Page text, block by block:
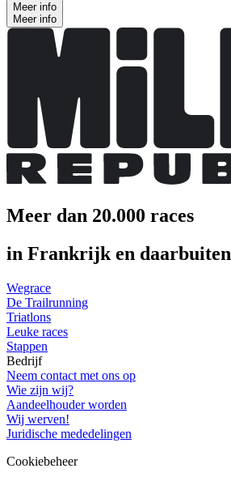
Meer info
Meer info
Meer dan 20.000 races
in Frankrijk en daarbuiten
Wegrace
De Trailrunning
Triatlons
Leuke races
Stappen
Bedrijf
Neem contact met ons op
Wie zijn wij?
Aandeelhouder worden
Wij werven!
Juridische mededelingen
Cookiebeheer